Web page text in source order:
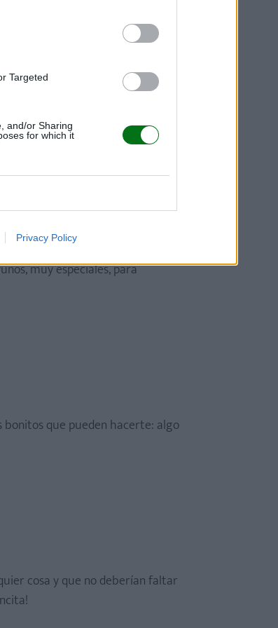
Targeted
and/or Sharing
for which it
Privacy Policy
En un día tan especial
muy especiales, para
que pueden hacerte: algo
cosa y que no deberían faltar